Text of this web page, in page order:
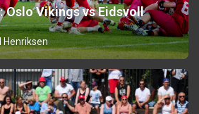
Oslo Vikings vs Eidsvoll
Henriksen